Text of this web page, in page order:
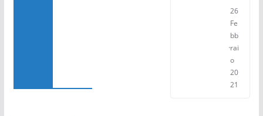
26
Fe
bb
rai
o
20
21